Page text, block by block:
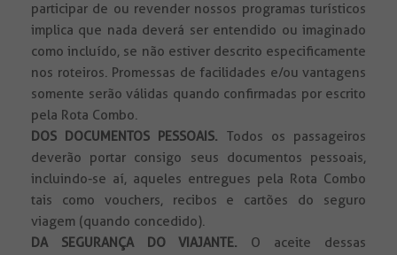
participar de ou revender nossos programas turísticos
implica que nada deverá ser entendido ou imaginado
como incluído, se não estiver descrito especificamente
nos roteiros. Promessas de facilidades e/ou vantagens
somente serão válidas quando confirmadas por escrito
pela Rota Combo.
DOS DOCUMENTOS PESSOAIS. Todos os passageiros
deverão portar consigo seus documentos pessoais,
incluindo-se aí, aqueles entregues pela Rota Combo
tais como vouchers, recibos e cartões do seguro
viagem (quando concedido).
DA SEGURANÇA DO VIAJANTE. O aceite dessas